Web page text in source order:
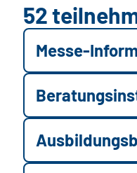
52
Messe-